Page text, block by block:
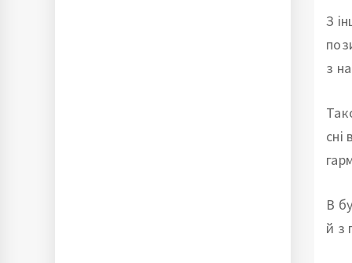
З
з
В
й з